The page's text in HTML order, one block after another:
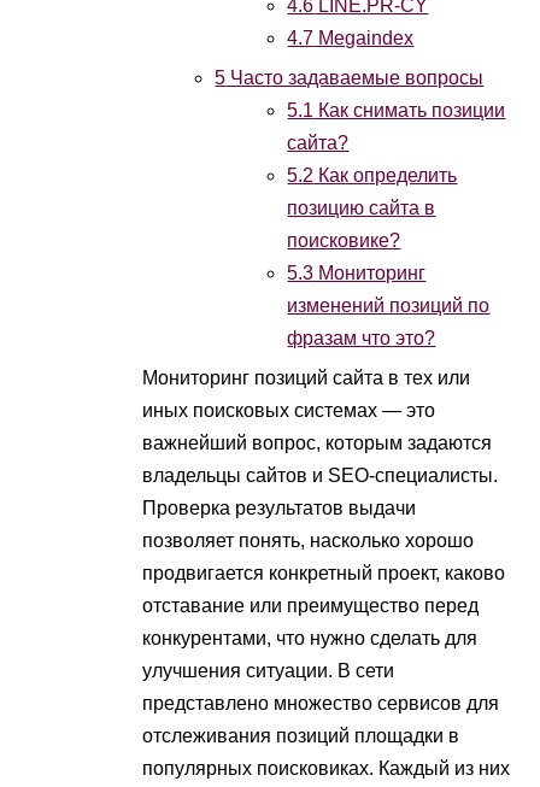
4.6 LINE.PR-CY
4.7 Megaindex
5 Часто задаваемые вопросы
5.1 Как снимать позиции
сайта?
5.2 Как определить
позицию сайта в
поисковике?
5.3 Мониторинг
изменений позиций по
фразам что это?
Мониторинг позиций сайта в тех или
иных поисковых системах — это
важнейший вопрос, которым задаются
владельцы сайтов и SEO-специалисты.
Проверка результатов выдачи
позволяет понять, насколько хорошо
продвигается конкретный проект, каково
отставание или преимущество перед
конкурентами, что нужно сделать для
улучшения ситуации. В сети
представлено множество сервисов для
отслеживания позиций площадки в
популярных поисковиках. Каждый из них